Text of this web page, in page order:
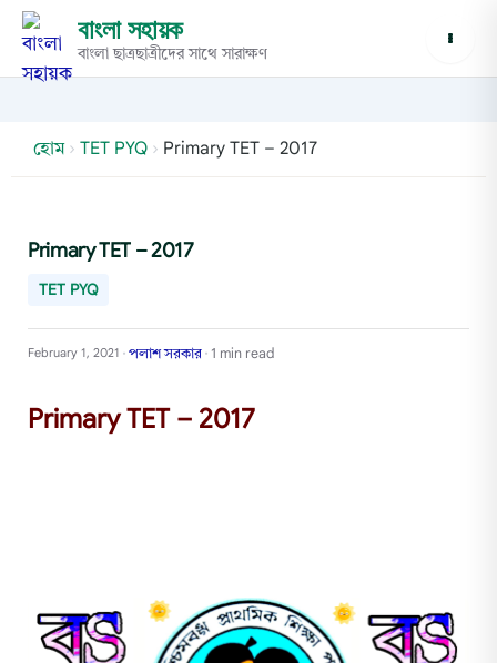
বাংলা সহায়ক
বাংলা ছাত্রছাত্রীদের সাথে সারাক্ষণ
হোম › TET PYQ › Primary TET – 2017
Primary TET – 2017
TET PYQ
February 1, 2021 • পলাশ সরকার • 1 min read
Primary TET – 2017